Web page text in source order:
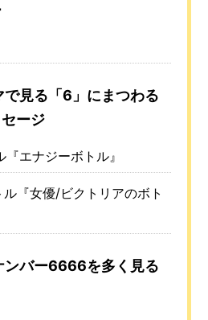
で見る「6」にまつわる
ージ
エナジーボトル』
『女優/ビクトリアのボト
ンバー6666を多く見る